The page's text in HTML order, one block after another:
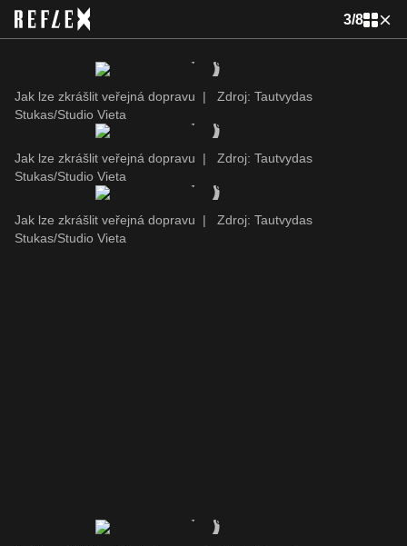
3/8
Jak lze zkrášlit veřejná dopravu |
Zdroj: Tautvydas
Stukas/Studio Vieta
Jak lze zkrášlit veřejná dopravu |
Zdroj: Tautvydas
Stukas/Studio Vieta
Jak lze zkrášlit veřejná dopravu |
Zdroj: Tautvydas
Stukas/Studio Vieta